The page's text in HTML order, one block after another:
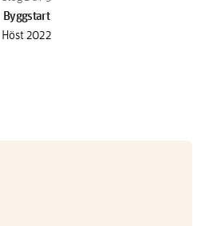
Byggstart
Höst 2022